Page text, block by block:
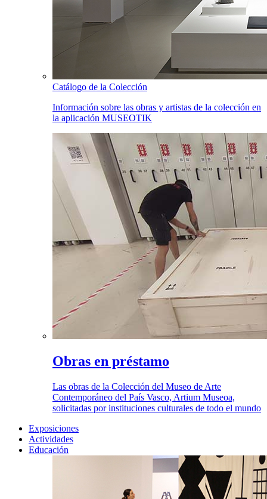
Catálogo de la Colección
Información sobre las obras y artistas de la colección en
la aplicación MUSEOTIK
Obras en préstamo
Las obras de la Colección del Museo de Arte
Contemporáneo del País Vasco, Artium Museoa,
solicitadas por instituciones culturales de todo el mundo
Exposiciones
Actividades
Educación